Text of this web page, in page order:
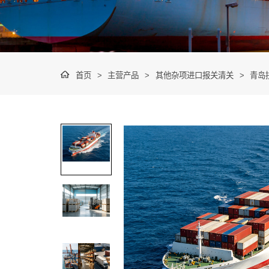
首页 > 主营产品 > 其他杂项进口报关清关 > 青岛